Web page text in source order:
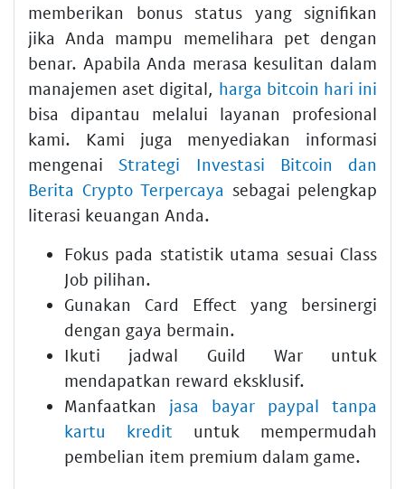
memberikan bonus status yang signifikan
jika Anda mampu memelihara pet dengan
benar. Apabila Anda merasa kesulitan dalam
manajemen aset digital, harga bitcoin hari ini
bisa dipantau melalui layanan profesional
kami. Kami juga menyediakan informasi
mengenaiStrategi Investasi Bitcoin dan
Berita Crypto Terpercaya sebagai pelengkap
literasi keuangan Anda.
Fokus pada statistik utama sesuai Class
Job pilihan.
Gunakan Card Effect yang bersinergi
dengan gaya bermain.
Ikuti jadwal Guild War untuk
mendapatkan reward eksklusif.
Manfaatkan jasa bayar paypal tanpa
kartu kredit untuk mempermudah
pembelian item premium dalam game.